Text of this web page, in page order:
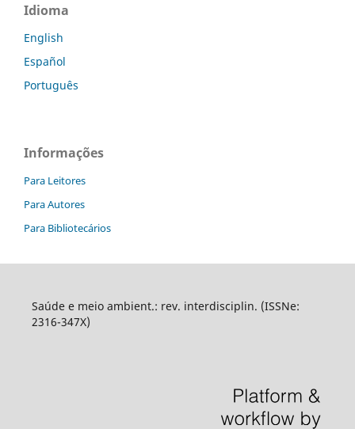
Idioma
English
Español
Português
Informações
Para Leitores
Para Autores
Para Bibliotecários
Saúde e meio ambient.: rev. interdisciplin. (ISSNe:
2316-347X)